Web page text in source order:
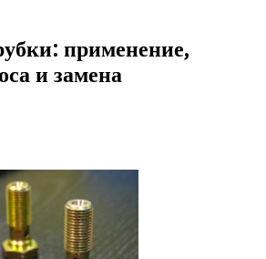
применение,
и замена